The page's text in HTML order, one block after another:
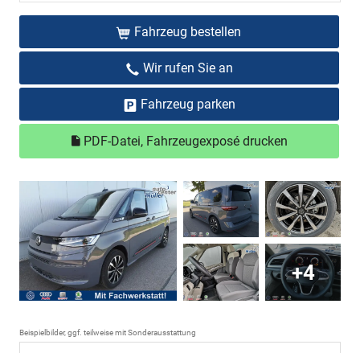
Fahrzeug bestellen
Wir rufen Sie an
Fahrzeug parken
PDF-Datei, Fahrzeugexposé drucken
+4
Beispielbilder, ggf. teilweise mit Sonderausstattung